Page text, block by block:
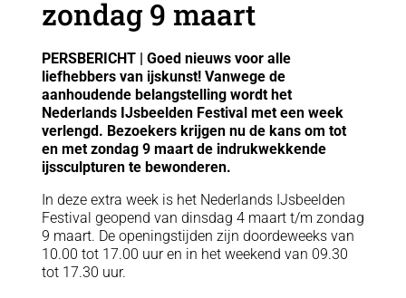
zondag 9 maart
PERSBERICHT | Goed nieuws voor alle
liefhebbers van ijskunst! Vanwege de
aanhoudende belangstelling wordt het
Nederlands IJsbeelden Festival met een week
verlengd. Bezoekers krijgen nu de kans om tot
en met zondag 9 maart de indrukwekkende
ijssculpturen te bewonderen.
In deze extra week is het Nederlands IJsbeelden
Festival geopend van dinsdag 4 maart t/m zondag
9 maart. De openingstijden zijn doordeweeks van
10.00 tot 17.00 uur en in het weekend van 09.30
tot 17.30 uur.